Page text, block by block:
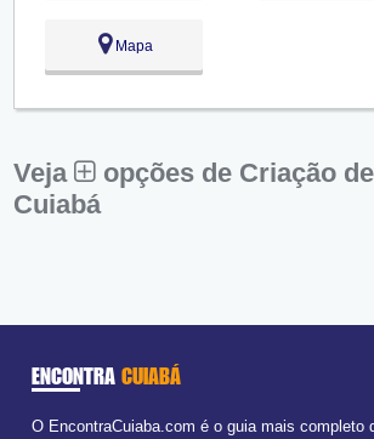
Mapa
Veja
opções de Criação
Cuiabá
ENCONTRA CUIABÁ
O EncontraCuiaba.com é o guia mais completo